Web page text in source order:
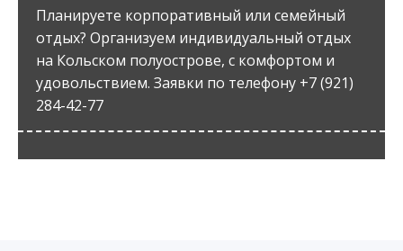
Планируете корпоративный или семейный
отдых? Организуем индивидуальный отдых
на Кольском полуострове, с комфортом и
удовольствием. Заявки по телефону +7 (921)
284-42-77